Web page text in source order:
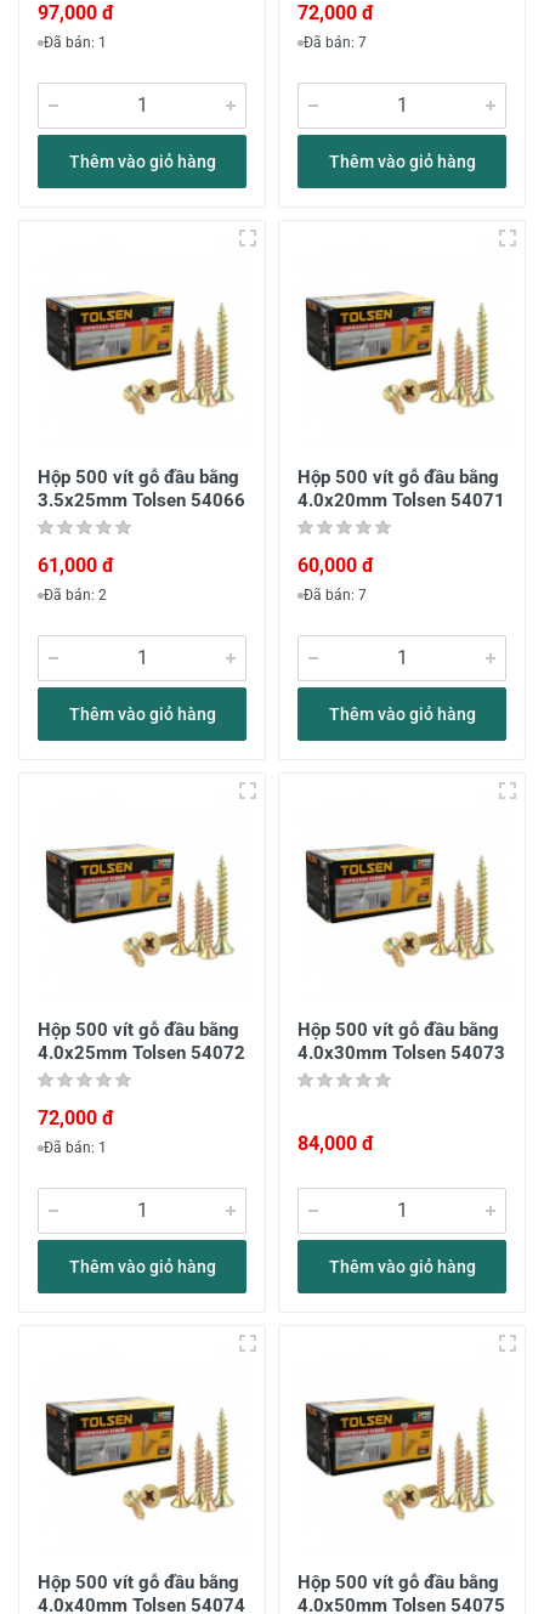
97,000 đ
Đã bán: 1
Thêm vào giỏ hàng
72,000 đ
Đã bán: 7
Thêm vào giỏ hàng
Hộp 500 vít gỗ đầu bằng
3.5x25mm Tolsen 54066
61,000 đ
Đã bán: 2
Thêm vào giỏ hàng
Hộp 500 vít gỗ đầu bằng
4.0x20mm Tolsen 54071
60,000 đ
Đã bán: 7
Thêm vào giỏ hàng
Hộp 500 vít gỗ đầu bằng
4.0x25mm Tolsen 54072
72,000 đ
Đã bán: 1
Thêm vào giỏ hàng
Hộp 500 vít gỗ đầu bằng
4.0x30mm Tolsen 54073
84,000 đ
Thêm vào giỏ hàng
Hộp 500 vít gỗ đầu bằng
4.0x40mm Tolsen 54074
Hộp 500 vít gỗ đầu bằng
4.0x50mm Tolsen 54075